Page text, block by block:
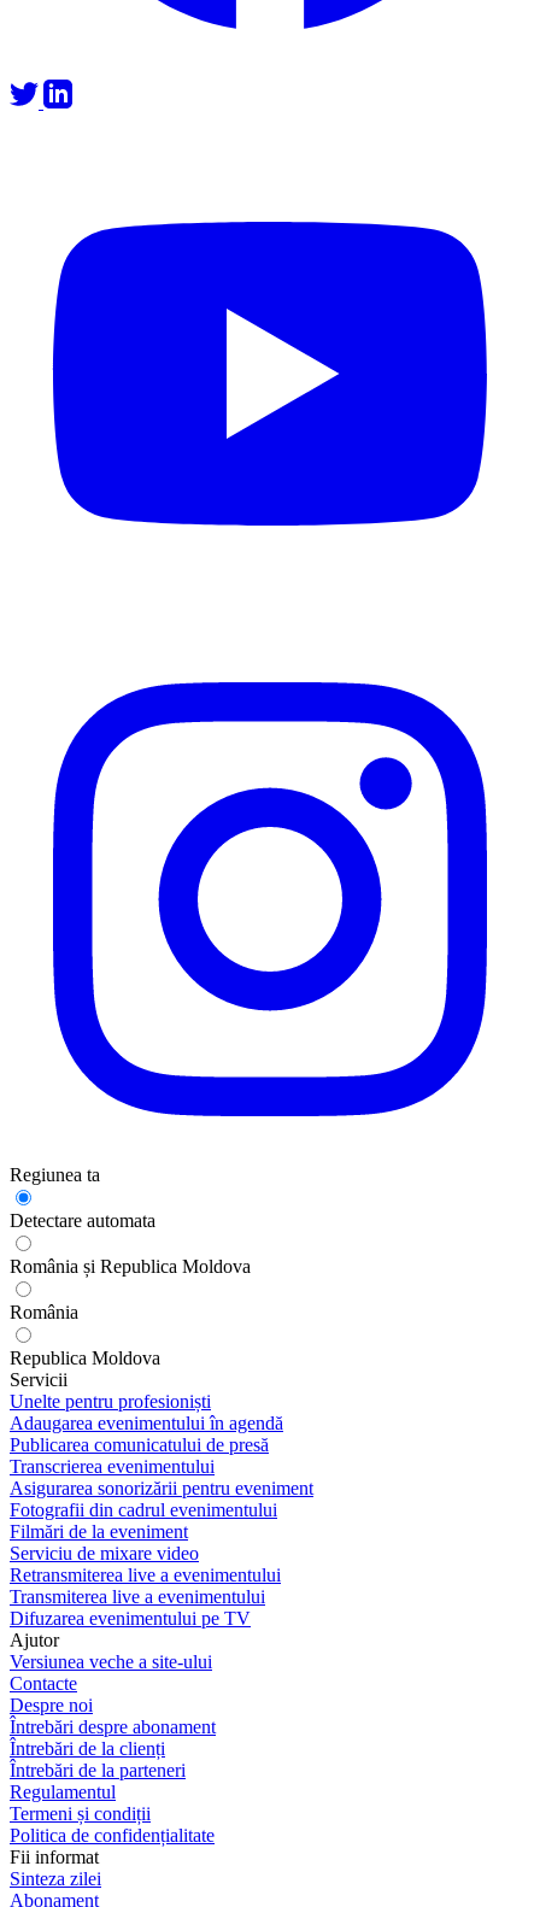
Regiunea ta
Detectare automata
România și Republica Moldova
România
Republica Moldova
Servicii
Unelte pentru profesioniști
Adaugarea evenimentului în agendă
Publicarea comunicatului de presă
Transcrierea evenimentului
Asigurarea sonorizării pentru eveniment
Fotografii din cadrul evenimentului
Filmări de la eveniment
Serviciu de mixare video
Retransmiterea live a evenimentului
Transmiterea live a evenimentului
Difuzarea evenimentului pe TV
Ajutor
Versiunea veche a site-ului
Contacte
Despre noi
Întrebări despre abonament
Întrebări de la clienți
Întrebări de la parteneri
Regulamentul
Termeni și condiții
Politica de confidențialitate
Fii informat
Sinteza zilei
Abonament